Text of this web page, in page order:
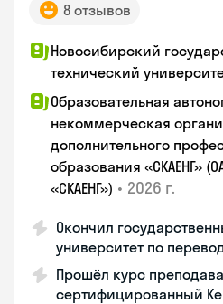
8 отзывов
Новосибирский
технический
Образовательная
некоммерческая
дополнительного
образования «СКАЕНГ»
«СКАЕНГ») • 2026 г.
Окончил
университет по
Прошёл курс
сертифицированный